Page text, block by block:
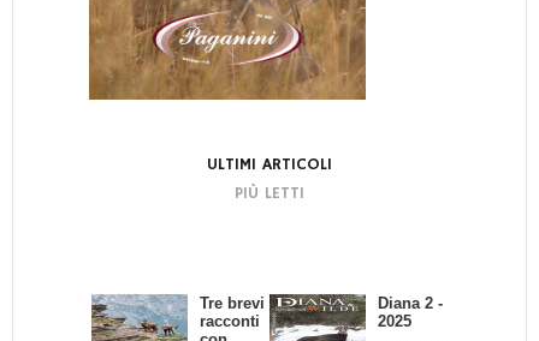
ULTIMI ARTICOLI
PIÙ LETTI
Tre brevi
racconti
Diana 2 -
2025
Bando di
Concors
La
dignità